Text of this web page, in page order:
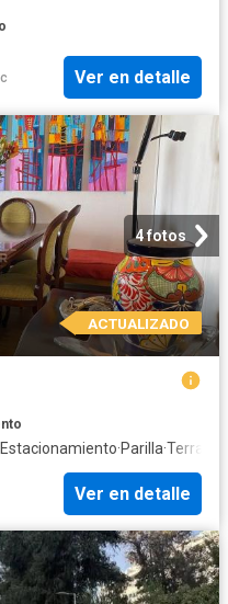
Ver en detalle
4 fotos
ACTUALIZADO
Estacionamiento·Parilla·Terraza
Ver en detalle